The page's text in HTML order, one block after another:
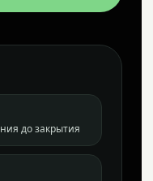
до закрытия